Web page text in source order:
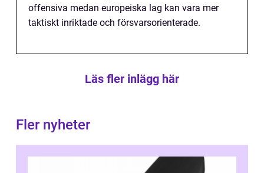
offensiva medan europeiska lag kan vara mer
taktiskt inriktade och försvarsorienterade.
Läs fler inlägg här
Fler nyheter